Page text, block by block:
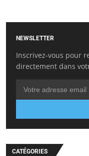
NEWSLETTER
Inscrivez-vous pour
directement dans
CATÉGORIES